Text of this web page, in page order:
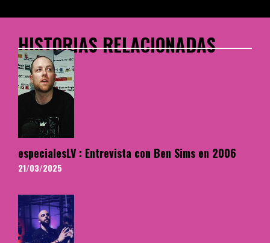
HISTORIAS RELACIONADAS
especialesLV : Entrevista con Ben Sims en 2006
21/03/2025